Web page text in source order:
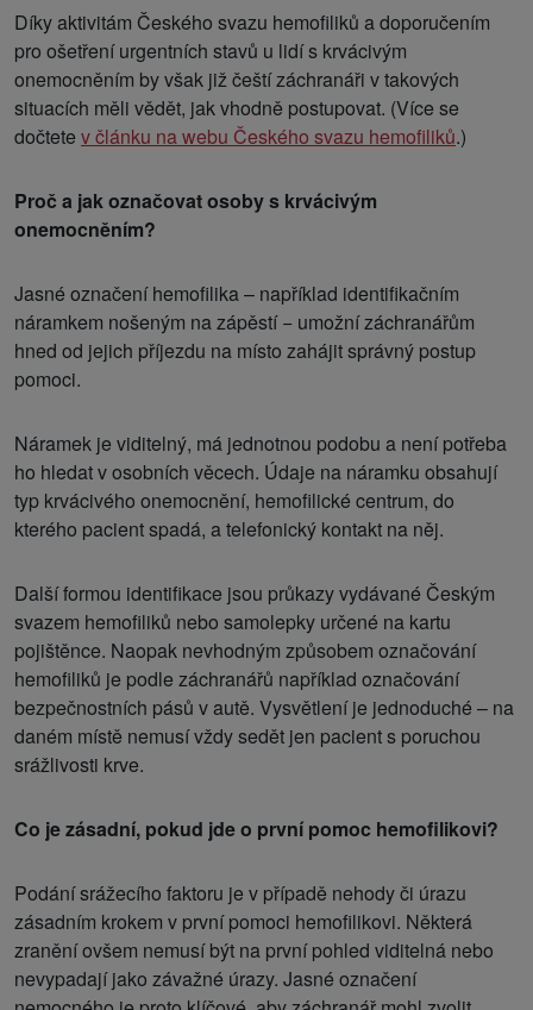
Díky aktivitám Českého svazu hemofiliků a doporučením
pro ošetření urgentních stavů u lidí s krvácivým
onemocněním by však již čeští záchranáři v takových
situacích měli vědět, jak vhodně postupovat. (Více se
dočtete v článku na webu Českého svazu hemofiliků.)
Proč a jak označovat osoby s krvácivým
onemocněním?
Jasné označení hemofilika – například identifikačním
náramkem nošeným na zápěstí − umožní záchranářům
hned od jejich příjezdu na místo zahájit správný postup
pomoci.
Náramek je viditelný, má jednotnou podobu a není potřeba
ho hledat v osobních věcech. Údaje na náramku obsahují
typ krvácivého onemocnění, hemofilické centrum, do
kterého pacient spadá, a telefonický kontakt na něj.
Další formou identifikace jsou průkazy vydávané Českým
svazem hemofiliků nebo samolepky určené na kartu
pojištěnce. Naopak nevhodným způsobem označování
hemofiliků je podle záchranářů například označování
bezpečnostních pásů v autě. Vysvětlení je jednoduché – na
daném místě nemusí vždy sedět jen pacient s poruchou
srážlivosti krve.
Co je zásadní, pokud jde o první pomoc hemofilikovi?
Podání srážecího faktoru je v případě nehody či úrazu
zásadním krokem v první pomoci hemofilikovi. Některá
zranění ovšem nemusí být na první pohled viditelná nebo
nevypadají jako závažné úrazy. Jasné označení